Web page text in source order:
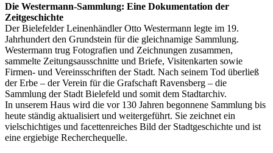
Die Westermann-Sammlung: Eine Dokumentation der
Zeitgeschichte
Der Bielefelder Leinenhändler Otto Westermann legte im 19.
Jahrhundert den Grundstein für die gleichnamige Sammlung.
Westermann trug Fotografien und Zeichnungen zusammen,
sammelte Zeitungsausschnitte und Briefe, Visitenkarten sowie
Firmen- und Vereinsschriften der Stadt. Nach seinem Tod überließ
der Erbe – der Verein für die Grafschaft Ravensberg – die
Sammlung der Stadt Bielefeld und somit dem Stadtarchiv.
In unserem Haus wird die vor 130 Jahren begonnene Sammlung bis
heute ständig aktualisiert und weitergeführt. Sie zeichnet ein
vielschichtiges und facettenreiches Bild der Stadtgeschichte und ist
eine ergiebige Recherchequelle.